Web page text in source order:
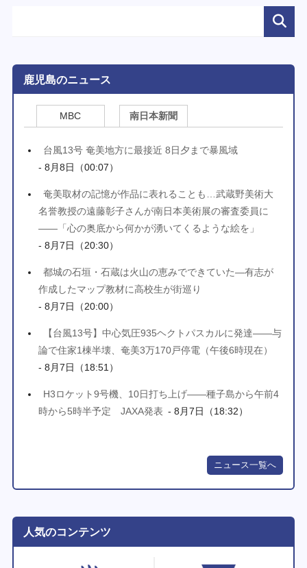
鹿児島のニュース
MBC 南日本新聞
台風13号 奄美地方に最接近 8日夕まで暴風域
- 8月8日（00:07）
奄美取材の記憶が作品に表れることも…武蔵野美術大
名誉教授の遠藤彰子さんが南日本美術展の審査委員に
――「心の奥底から何かが湧いてくるような絵を」
- 8月7日（20:30）
都城の石垣・石蔵は火山の恵みでできていた―有志が
作成したマップ教材に高校生が街巡り
- 8月7日（20:00）
【台風13号】中心気圧935ヘクトパスカルに発達――与
論で住家1棟半壊、奄美3万170戸停電（午後6時現在）
- 8月7日（18:51）
H3ロケット9号機、10日打ち上げ――種子島から午前4
時から5時半予定 JAXA発表 - 8月7日（18:32）
ニュース一覧へ
人気のコンテンツ